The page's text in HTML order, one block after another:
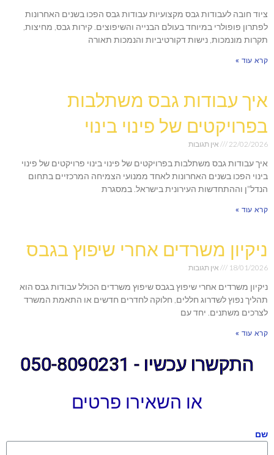
ציוד חובה לעבודות גבס מקצועיות עבודות גבס הפכו בשנים האחרונות
לפתרון פופולרי במיוחד בעולם הבנייה והשיפוצים. קירות גבס, מחיצות,
תקרות מונמכות, נישות דקורטיביות והנמכות תאורה
קרא עוד »
איך עבודות גבס משתלבות
בפרויקטים של פינוי בינוי
22/02/2026 אין תגובות
איך עבודות גבס משתלבות בפרויקטים של פינוי בינוי פרויקטים של פינוי
בינוי הפכו בשנים האחרונות לאחד ממנועי הצמיחה המרכזיים בתחום
הנדל"ן וההתחדשות העירונית בישראל. במסגרת
קרא עוד »
ניקיון משרדים אחרי שיפוץ בגבס
18/01/2026 אין תגובות
ניקיון משרדים אחרי שיפוץ בגבס שיפוץ משרדים הכולל עבודות גבס הוא
תהליך נפוץ לשדרוג חללים, חלוקה לחדרים חדשים או התאמת המשרד
לצרכים משתנים. יחד עם
קרא עוד »
התקשרו עכשיו - 050-8090231
או השאירו פרטים
שם